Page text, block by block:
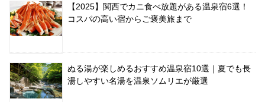
【2025】関西でカニ食べ放題がある温泉宿6選！
コスパの高い宿からご褒美旅まで
ぬる湯が楽しめるおすすめ温泉宿10選｜夏でも長
湯しやすい名湯を温泉ソムリエが厳選